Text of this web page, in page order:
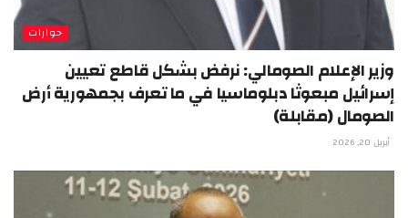
حوارات
وزير الإعلام الصومالي: نرفض بشكل قاطع تعيين
إسرائيل مبعوثا دبلوماسيا في ما تعرف بجمهورية أرض
الصومال (مقابلة)
أبريل 20, 2026